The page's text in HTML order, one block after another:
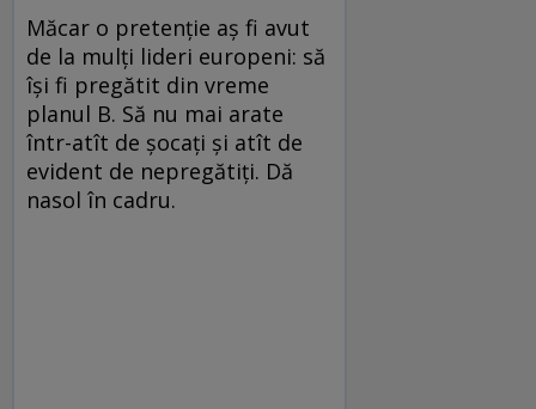
Măcar o pretenție aș fi avut
de la mulți lideri europeni: să
își fi pregătit din vreme
planul B. Să nu mai arate
într-atît de șocați și atît de
evident de nepregătiți. Dă
nasol în cadru.